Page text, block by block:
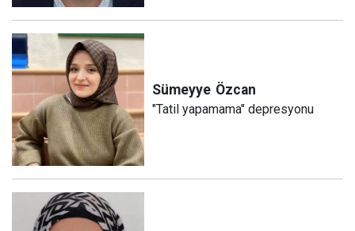
Sümeyye Özcan
"Tatil yapamama" depresyonu